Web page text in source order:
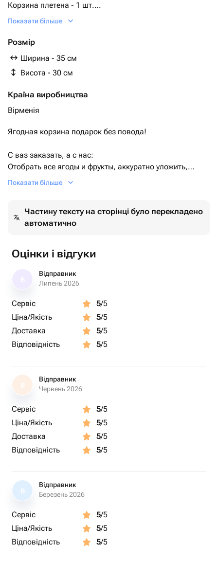
Корзина плетена - 1 шт.
Лохина - 70 шт.
черешня темная - 300 шт.
Показати більше
Розмір
Ширина - 35 см
Висота - 30 см
Країна виробництва
Вірменія
Ягодная корзина подарок без повода!
С ваз заказать, а с нас:
Отобрать все ягоды и фрукты, аккуратно уложить,
красиво упаковать и бережно доставить до двери! ❤️
Подарочная упаковка, красивый бант и открытка
Наш рейтинг 5 🌟действительно оправдан так, как мы
стараемся для каждого клиента! 👌🏻
Мы открыто для общения с нашими клиентами
(друзьями)
Показати більше
Частину тексту на сторінці було перекладено
автоматично
Оцінки і відгуки
Відправник
Липень 2026
Сервіс 5/5
Ціна/Якість
5/5
Доставка
5/5
Відповідність
5/5
В
Відправник
Червень 2026
Сервіс 5/5
Ціна/Якість
5/5
Доставка
5/5
Відповідність
5/5
В
Відправник
Березень 2026
Сервіс 5/5
Ціна/Якість
5/5
Відповідність
5/5